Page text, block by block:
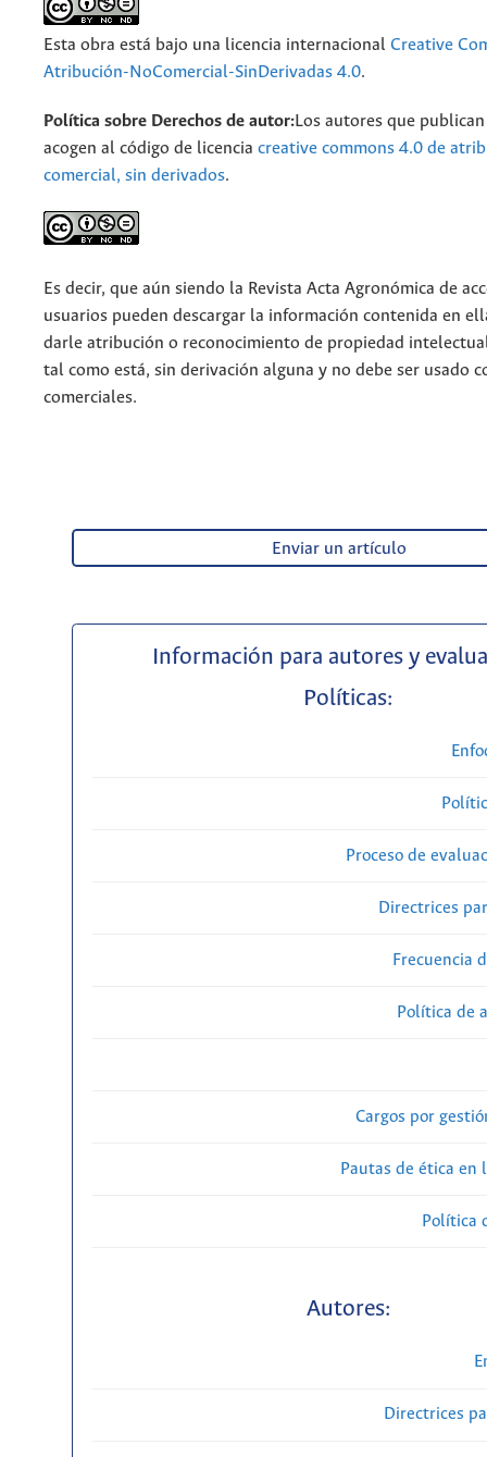
Esta obra está bajo una licencia internacional Creative
Atribución-NoComercial-SinDerivadas 4.0.
Política sobre Derechos de autor:Los autores que
acogen al código de licencia creative commons 4.0 de
comercial, sin derivados.
Es decir, que aún siendo la Revista Acta Agronómica de
usuarios pueden descargar la información contenida en
darle atribución o reconocimiento de propiedad
tal como está, sin derivación alguna y no debe ser usado
comerciales.
Enviar un artículo
Información para autores y
Políticas:
Proceso de
Directrices
Frecuencia
Política de
Cargos por
Pautas de ética en
Política
Autores:
Directrices